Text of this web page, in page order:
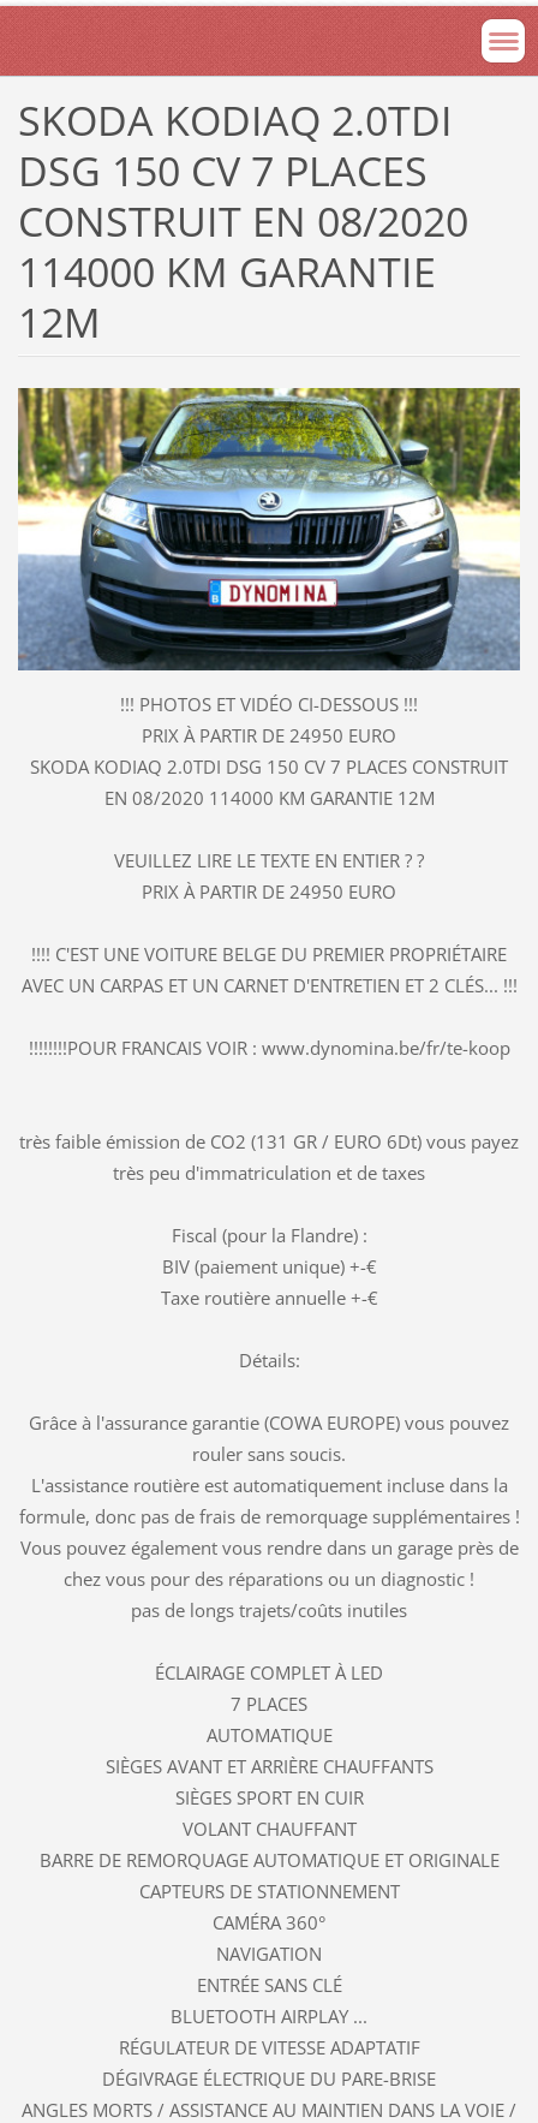
SKODA KODIAQ 2.0TDI
DSG 150 CV 7 PLACES
CONSTRUIT EN 08/2020
114000 KM GARANTIE
12M
!!! PHOTOS ET VIDÉO CI-DESSOUS !!!
PRIX À PARTIR DE 24950 EURO
SKODA KODIAQ 2.0TDI DSG 150 CV 7 PLACES CONSTRUIT
EN 08/2020 114000 KM GARANTIE 12M
VEUILLEZ LIRE LE TEXTE EN ENTIER ? ?
PRIX À PARTIR DE 24950 EURO
!!!! C'EST UNE VOITURE BELGE DU PREMIER PROPRIÉTAIRE
AVEC UN CARPAS ET UN CARNET D'ENTRETIEN ET 2 CLÉS... !!!
!!!!!!!!POUR FRANCAIS VOIR : www.dynomina.be/fr/te-koop
très faible émission de CO2 (131 GR / EURO 6Dt) vous payez
très peu d'immatriculation et de taxes
Fiscal (pour la Flandre) :
BIV (paiement unique) +-€
Taxe routière annuelle +-€
Détails:
Grâce à l'assurance garantie (COWA EUROPE) vous pouvez
rouler sans soucis.
L'assistance routière est automatiquement incluse dans la
formule, donc pas de frais de remorquage supplémentaires !
Vous pouvez également vous rendre dans un garage près de
chez vous pour des réparations ou un diagnostic !
pas de longs trajets/coûts inutiles
ÉCLAIRAGE COMPLET À LED
7 PLACES
AUTOMATIQUE
SIÈGES AVANT ET ARRIÈRE CHAUFFANTS
SIÈGES SPORT EN CUIR
VOLANT CHAUFFANT
BARRE DE REMORQUAGE AUTOMATIQUE ET ORIGINALE
CAPTEURS DE STATIONNEMENT
CAMÉRA 360°
NAVIGATION
ENTRÉE SANS CLÉ
BLUETOOTH AIRPLAY ...
RÉGULATEUR DE VITESSE ADAPTATIF
DÉGIVRAGE ÉLECTRIQUE DU PARE-BRISE
ANGLES MORTS / ASSISTANCE AU MAINTIEN DANS LA VOIE /